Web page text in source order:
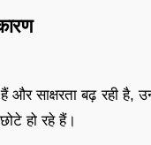
और साक्षरता बढ़ रही है,
हो रहे हैं।